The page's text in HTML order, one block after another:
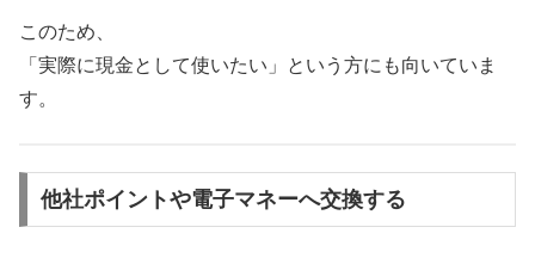
このため、
「実際に現金として使いたい」という方にも向いていま
す。
他社ポイントや電子マネーへ交換する